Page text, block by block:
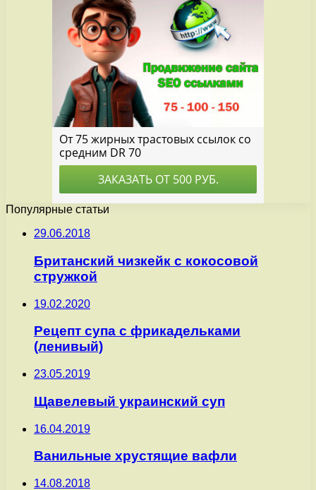
Популярные статьи
29.06.2018
Британский чизкейк с кокосовой
стружкой
19.02.2020
Рецепт супа с фрикадельками
(ленивый)
23.05.2019
Щавелевый украинский суп
16.04.2019
Ванильные хрустящие вафли
14.08.2018